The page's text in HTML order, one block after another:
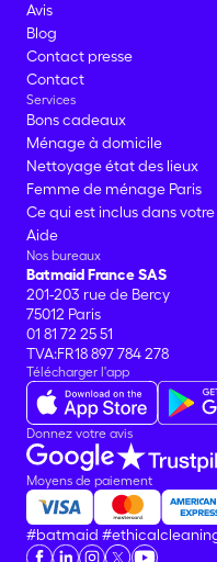
Avis
Blog
Contact presse
Contact
Services
Bons cadeaux
Ménage à domicile
Nettoyage état des lieux
Femme de ménage Paris
Ce qui est inclus dans
Aide
Nos bureaux
Batmaid France SAS
201-203 rue de Bercy
75012 Paris
01 81 72 25 51
TVA:FR18 897 784 278
Télécharger l'app
Donnez votre avis
Moyens de paiement
#batmaid